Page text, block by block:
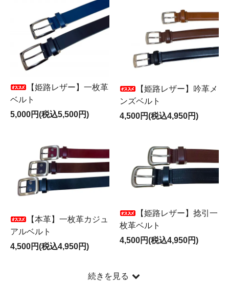
ました。
🎁 LINE友だち限定特典あり！ ＼ 友だち登録でこんな特
典 ／
✔ 新商品・入荷情報をいち早くお届け
✔ セール情報を事前告知
【姫路レザー】一枚革
ベルト
5,000円(税込5,500円)
【姫路レザー】吟革メ
ンズベルト
4,500円(税込4,950円)
【本革】一枚革カジュ
アルベルト
4,500円(税込4,950円)
【姫路レザー】捻引一
枚革ベルト
4,500円(税込4,950円)
続きを見る